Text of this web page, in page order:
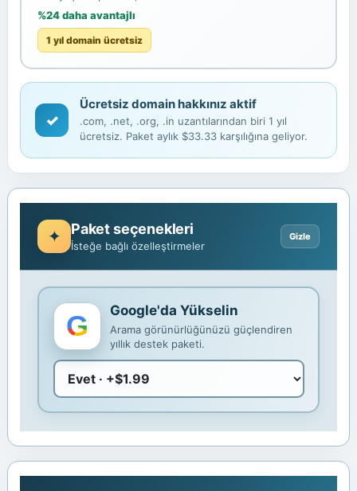
%24 daha avantajlı
1 yıl domain ücretsiz
✓
Ücretsiz domain hakkınız aktif
.com, .net, .org, .in uzantılarından biri 1 yıl
ücretsiz. Paket aylık $33.33 karşılığına geliyor.
Paket seçenekleri
İsteğe bağlı özelleştirmeler
Google'da Yükselin
Arama görünürlüğünüzü güçlendiren
yıllık destek paketi.